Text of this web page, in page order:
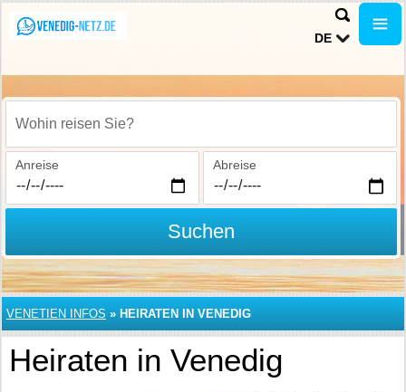
DE
Wohin reisen Sie?
Anreise Abreise
Suchen
VENETIEN INFOS » HEIRATEN IN VENEDIG
Heiraten in Venedig